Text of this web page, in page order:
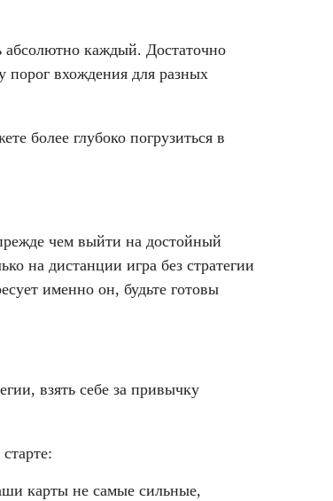
абсолютно каждый. Достаточно
порог вхождения для разных
более глубоко погрузиться в
чем выйти на достойный
на дистанции игра без стратегии
именно он, будьте готовы
взять себе за привычку
карты не самые сильные,